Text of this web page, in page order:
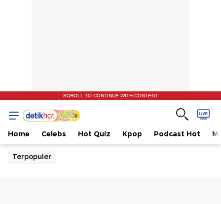
SCROLL TO CONTINUE WITH CONTENT
Home Celebs Hot Quiz Kpop Podcast Hot
Terpopuler